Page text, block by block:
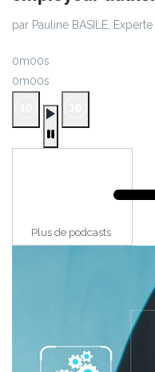
par Pauline BASILE,
0m00s
0m00s
Plus de podcasts